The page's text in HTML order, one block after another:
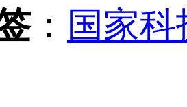
： 国家